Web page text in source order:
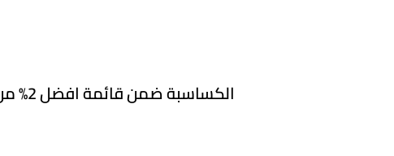
الكساسبة ضمن قائمة افضل 2% من العلماء والباحثين حول العالم